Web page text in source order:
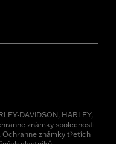
DAVIDSON, HARLEY,
známky spolecnosti
Ochranne známky třetích